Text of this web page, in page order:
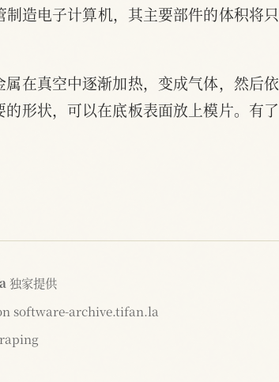
造电子计算机，其主要部件的体积将只
在真空中逐渐加热，变成气体，然后依
形状，可以在底板表面放上模片。有了
独家提供
software-archive.tifan.la